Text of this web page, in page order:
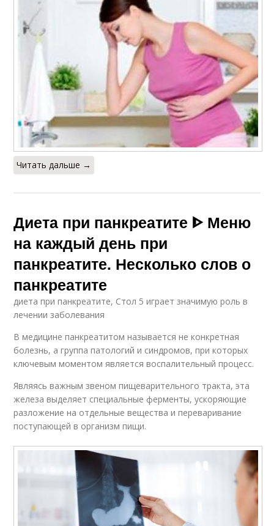
Читать дальше →
Диета при панкреатите ᐈ Меню
на каждый день при
панкреатите. Несколько слов о
панкреатите
диета при панкреатите, Стол 5 играет значимую роль в
лечении заболевания
В медицине панкреатитом называется не конкретная
болезнь, а группа патологий и синдромов, при которых
ключевым моментом является воспалительный процесс.
Являясь важным звеном пищеварительного тракта, эта
железа выделяет специальные ферменты, ускоряющие
разложение на отдельные вещества и переваривание
поступающей в организм пищи.